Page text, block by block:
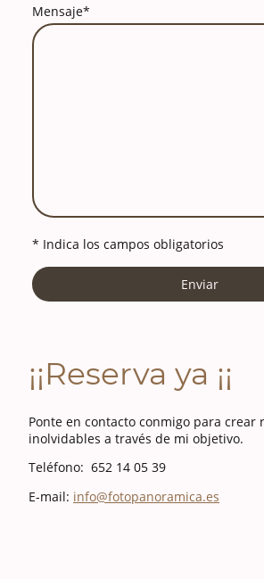
Mensaje*
* Indica los campos obligatorios
Enviar
¡¡Reserva ya ¡¡
Ponte en contacto conmigo para crear
inolvidables a través de mi objetivo.
Teléfono: 652 14 05 39
E-mail: info@fotopanoramica.es